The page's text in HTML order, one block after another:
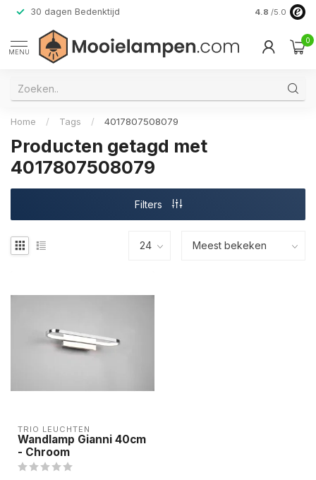
30 dagen Bedenktijd Verzending
4.8 /5.0
MENU
0
Home / Tags / 4017807508079
Producten getagd met
4017807508079
Filters
TRIO LEUCHTEN
Wandlamp Gianni 40cm
- Chroom